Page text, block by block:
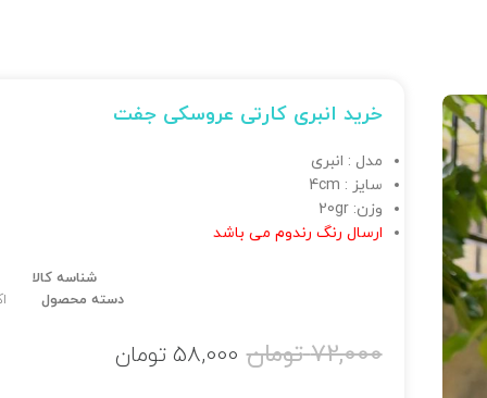
خرید انبری کارتی عروسکی جفت
مدل : انبری
سایز : 4cm
وزن: 20gr
ارسال رنگ رندوم می باشد
شناسه کالا
دسته محصول
72,000 تومان 58,000 تومان